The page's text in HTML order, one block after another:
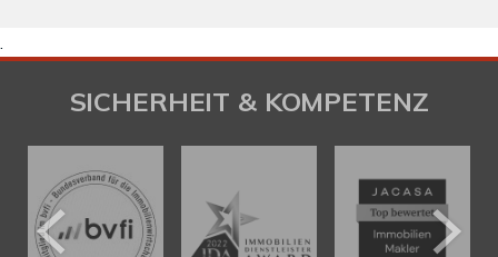
.
SICHERHEIT & KOMPETENZ